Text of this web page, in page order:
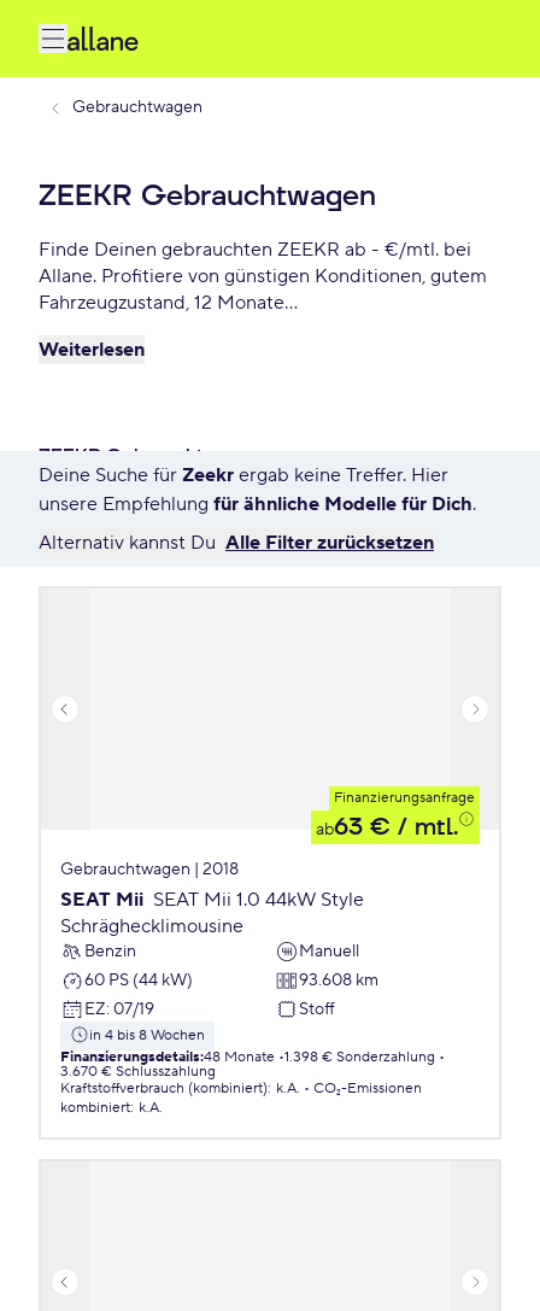
Gebrauchtwagen
ZEEKR Gebrauchtwagen
Finde Deinen gebrauchten ZEEKR ab - €/mtl. bei
Allane. Profitiere von günstigen Konditionen, gutem
Fahrzeugzustand, 12 Monate
Vorteile. Reserviere Dir Deinen Wunsch-ZEEKR für
Weiterlesen
ZEEKR Gebrauchtwagen
1804 Angebote für Deine Suche
Deine Suche für Zeekr ergab keine Treffer. Hier
unsere Empfehlung für ähnliche Modelle für Dich.
Alternativ kannst Du Alle Filter zurücksetzen
Finanzierungsanfrage
ab63 € / mtl.
Gebrauchtwagen | 2018
SEAT Mii SEAT Mii 1.0 44kW Style
Schräghecklimousine
Benzin
Manuell
60 PS (44 kW)
93.608 km
EZ: 07/19 Stoff
in 4 bis 8 Wochen
Finanzierungsdetails:48 Monate 1.398 € Sonderzahlung
3.670 € Schlusszahlung
Kraftstoffverbrauch (kombiniert): k.A.
CO₂-Emissionen
kombiniert: k.A.